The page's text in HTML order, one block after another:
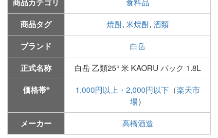
商品タグ
焼酎, 米焼酎, 酒類
ブランド
白岳
正式名称
白岳 乙類25° 米 KAORU パック 1.8L
価格帯※ 1,000円以上・2,000円以下（楽天市
場）
メーカー
高橋酒造